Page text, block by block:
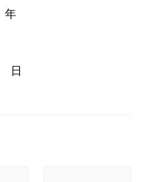
年
日